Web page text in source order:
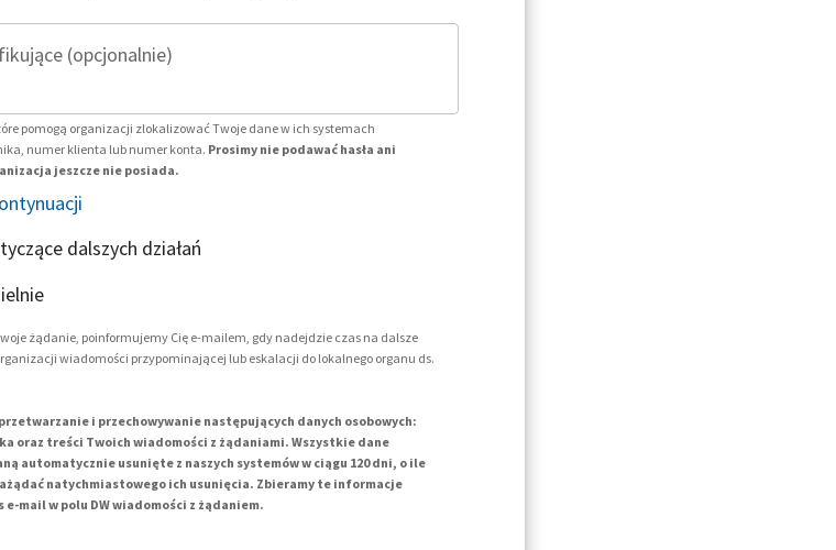
(opcjonalnie)
pomogą organizacji zlokalizować Twoje dane w ich systemach
numer klienta lub numer konta. Prosimy nie podawać hasła ani
jeszcze nie posiada.
dalszych działań
żądanie, poinformujemy Cię e-mailem, gdy nadejdzie czas na dalsze
wiadomości przypominającej lub eskalacji do lokalnego organu ds.
i przechowywanie następujących danych osobowych:
oraz treści Twoich wiadomości z żądaniami. Wszystkie dane
automatycznie usunięte z naszych systemów w ciągu 120 dni, o ile
natychmiastowego ich usunięcia. Zbieramy te informacje
mail w polu DW wiadomości z żądaniem.